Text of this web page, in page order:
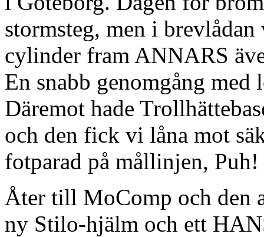
stormsteg, men i
cylinder fram ANNARS
En snabb genomgång
Däremot hade
och den fick vi låna mot
fotparad på mållinjen, Puh!
Åter till MoComp och den
ny Stilo-hjälm och ett